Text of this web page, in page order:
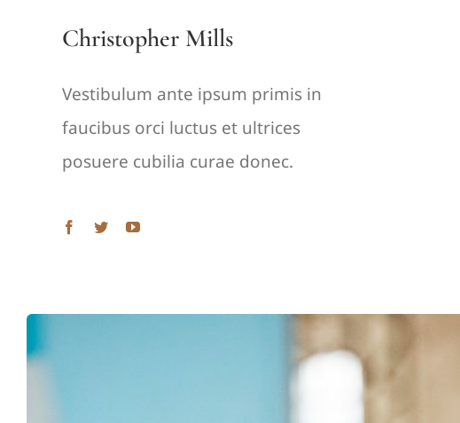
Christopher Mills
Vestibulum ante ipsum primis in
faucibus orci luctus et ultrices
posuere cubilia curae donec.